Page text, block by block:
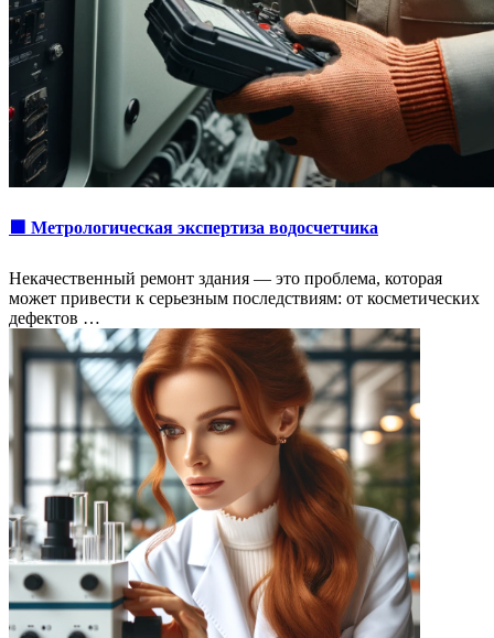
🟩 Метрологическая экспертиза водосчетчика
Некачественный ремонт здания — это проблема, которая
может привести к серьезным последствиям: от косметических
дефектов …